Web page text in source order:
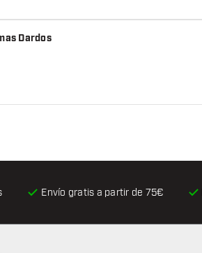
Dardos
Envío gratis a partir de 75€